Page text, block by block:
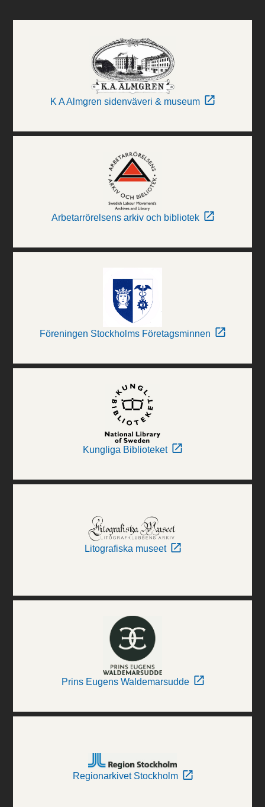
K A Almgren sidenväveri & museum
Arbetarrörelsens arkiv och bibliotek
Föreningen Stockholms Företagsminnen
Kungliga Biblioteket
Litografiska museet
Prins Eugens Waldemarsudde
Regionarkivet Stockholm